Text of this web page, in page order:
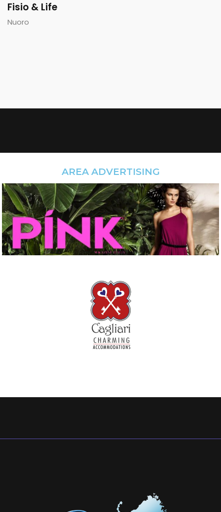
Fisio & Life
Nuoro
AREA ADVERTISING